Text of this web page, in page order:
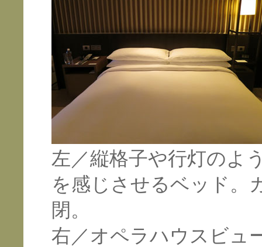
左／縦格子や行灯のよ
を感じさせるベッド。
閉。
右／オペラハウスビュ